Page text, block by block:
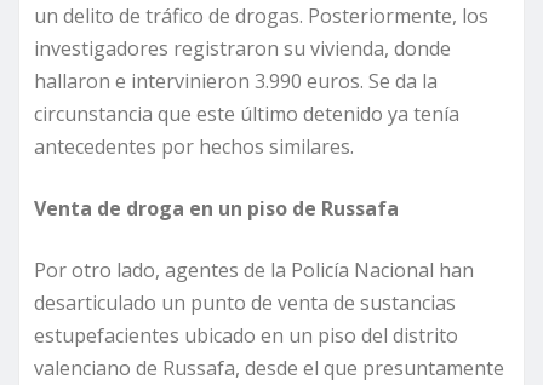
un delito de tráfico de drogas. Posteriormente, los
investigadores registraron su vivienda, donde
hallaron e intervinieron 3.990 euros. Se da la
circunstancia que este último detenido ya tenía
antecedentes por hechos similares.
Venta de droga en un piso de Russafa
Por otro lado, agentes de la Policía Nacional han
desarticulado un punto de venta de sustancias
estupefacientes ubicado en un piso del distrito
valenciano de Russafa, desde el que presuntamente